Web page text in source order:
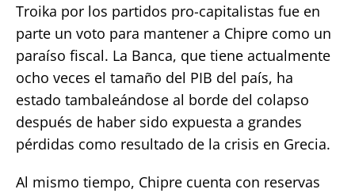
Troika por los partidos pro-capitalistas fue en
parte un voto para mantener a Chipre como un
paraíso fiscal. La Banca, que tiene actualmente
ocho veces el tamaño del PIB del país, ha
estado tambaleándose al borde del colapso
después de haber sido expuesta a grandes
pérdidas como resultado de la crisis en Grecia.
Al mismo tiempo, Chipre cuenta con reservas